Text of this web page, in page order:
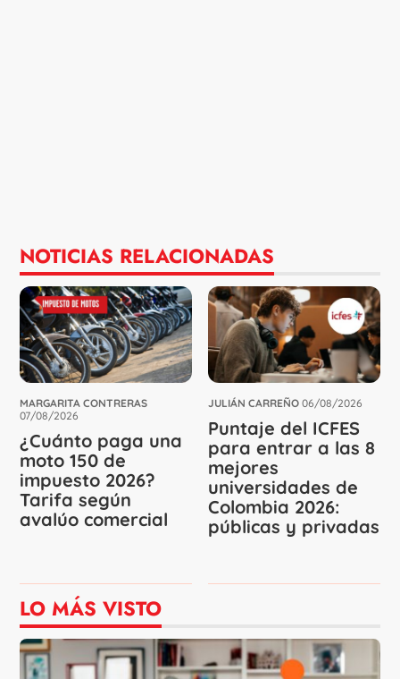
NOTICIAS RELACIONADAS
MARGARITA CONTRERAS
07/08/2026
¿Cuánto paga una
moto 150 de
impuesto 2026?
Tarifa según
avalúo comercial
JULIÁN CARREÑO 06/08/2026
Puntaje del ICFES
para entrar a las 8
mejores
universidades de
Colombia 2026:
públicas y privadas
LO MÁS VISTO